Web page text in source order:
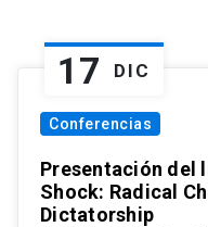
17 DIC
Conferencias
Presentación del
Shock: Radical
Dictatorship